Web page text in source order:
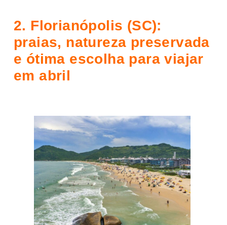
2. Florianópolis (SC):
praias, natureza preservada
e ótima escolha para viajar
em abril